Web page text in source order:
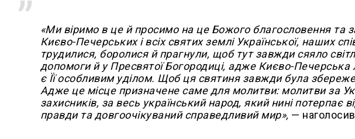
«Ми віримо в це й просимо на це Божого благословення та
Києво-Печерських і всіх святих землі Української, наших
трудилися, боролися й прагнули, щоб тут завжди сяяло
допомоги й у Пресвятої Богородиці, адже Києво-Печерська
є Її особливим уділом. Щоб ця святиня завжди була
Адже це місце призначене саме для молитви: молитви за
захисників, за весь український народ, який нині потерпає
правди та довгоочікуваний справедливий мир», —